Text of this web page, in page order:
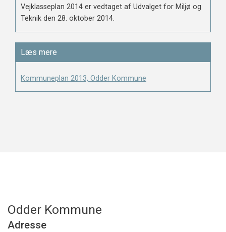
Vejklasseplan 2014 er vedtaget af Udvalget for Miljø og
Teknik den 28. oktober 2014.
Læs mere
Kommuneplan 2013, Odder Kommune
Odder Kommune
Adresse